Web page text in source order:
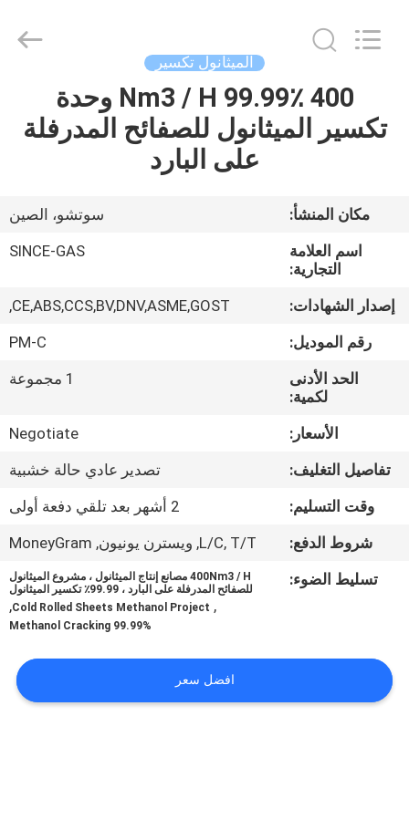
معلومات
جولة
المصنع
مراقبة
الجودة
اتصل
أخبار
اطلب
Technology
Co.,Ltd.
الميثانول تكسير
400 Nm3 / H 99.99٪ وحدة
تكسير الميثانول للصفائح المدرفلة
على البارد
مكان المنشأ:
سوتشو، الصين
اسم العلامة
التجارية:
SINCE-GAS
إصدار الشهادات:
CE,ABS,CCS,BV,DNV,ASME,GOST,
رقم الموديل:
PM-C
الحد الأدنى
لكمية:
1 مجموعة
الأسعار:
Negotiate
تفاصيل التغليف:
تصدير عادي حالة خشبية
وقت التسليم:
2 أشهر بعد تلقي دفعة أولى
شروط الدفع:
L/C, T/T, ويسترن يونيون, MoneyGram
تسليط الضوء:
400Nm3 / H مصانع إنتاج الميثانول ، مشروع الميثانول
للصفائح المدرفلة على البارد ، 99.99٪ تكسير الميثانول
,
Cold Rolled Sheets Methanol Project
,
99.99% Methanol Cracking
افضل سعر